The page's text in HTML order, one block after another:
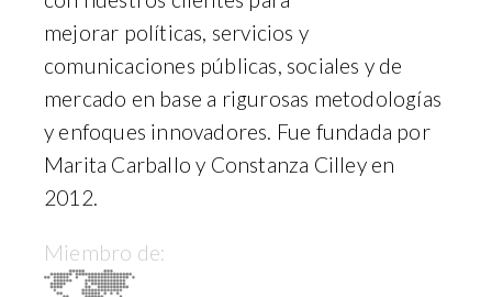
mejorar políticas, servicios y
comunicaciones públicas, sociales y de
mercado en base a rigurosas metodologías
y enfoques innovadores. Fue fundada por
Marita Carballo y Constanza Cilley en
2012.
Miembro de: